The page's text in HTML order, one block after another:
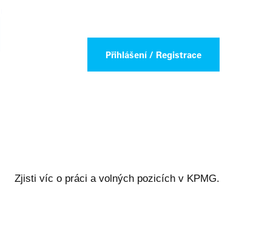
Přihlášení / Registrace
Zjisti víc o práci a volných pozicích v KPMG.